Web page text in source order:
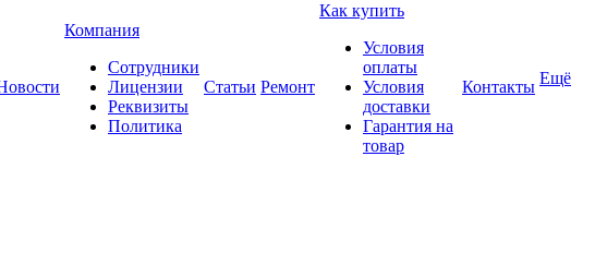
Компания
Сотрудники
Лицензии
Реквизиты
Политика
Статьи Ремонт
Как купить
Условия
оплаты
Условия
доставки
Гарантия на
товар
Контакты Ещё